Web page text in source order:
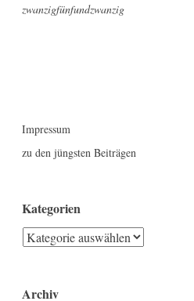
zwanzigfünfundzwanzig
Impressum
zu den jüngsten Beiträgen
Kategorien
Kategorien
Archiv